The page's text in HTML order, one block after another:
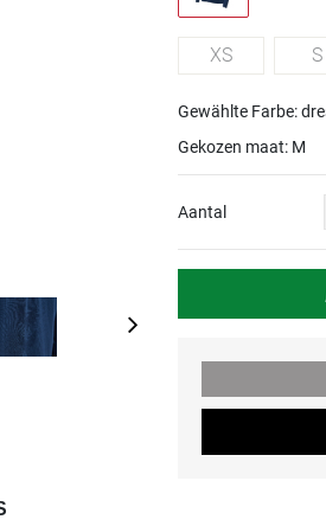
XS S
Gewählte Farbe:
Gekozen maat: M
Aantal